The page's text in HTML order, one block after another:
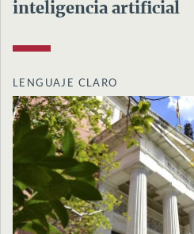
inteligencia artificial
LENGUAJE CLARO